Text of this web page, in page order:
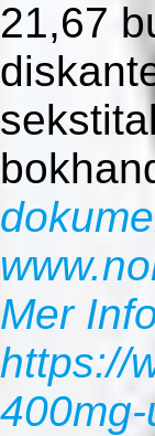
21,67
Mer
https://